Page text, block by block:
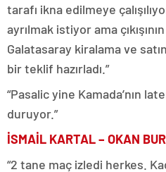
tarafı ikna edilmeye
ayrılmak istiyor ama
Galatasaray kiralama ve
bir teklif hazırladı.”
“Pasalic yine Kamada’nın
duruyor.”
İSMAİL KARTAL – OKAN
“2 tane maç izledi herkes.